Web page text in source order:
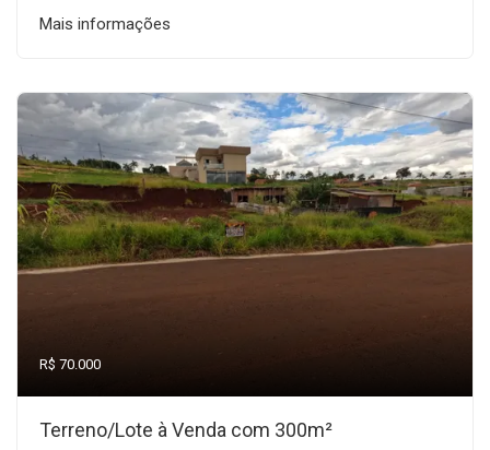
Mais informações
R$ 70.000
Terreno/Lote à Venda com 300m²